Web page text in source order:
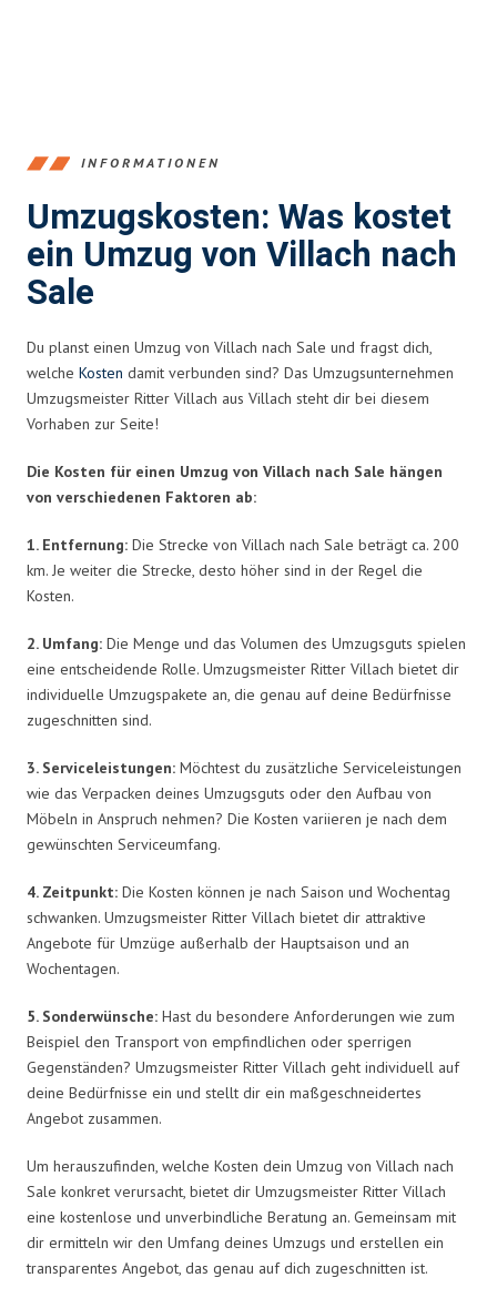
INFORMATIONEN
Umzugskosten: Was kostet
ein Umzug von Villach nach
Sale
Du planst einen Umzug von Villach nach Sale und fragst dich,
welche Kosten damit verbunden sind? Das Umzugsunternehmen
Umzugsmeister Ritter Villach aus Villach steht dir bei diesem
Vorhaben zur Seite!
Die Kosten für einen Umzug von Villach nach Sale hängen
von verschiedenen Faktoren ab:
1. Entfernung: Die Strecke von Villach nach Sale beträgt ca. 200
km. Je weiter die Strecke, desto höher sind in der Regel die
Kosten.
2. Umfang: Die Menge und das Volumen des Umzugsguts spielen
eine entscheidende Rolle. Umzugsmeister Ritter Villach bietet dir
individuelle Umzugspakete an, die genau auf deine Bedürfnisse
zugeschnitten sind.
3. Serviceleistungen: Möchtest du zusätzliche Serviceleistungen
wie das Verpacken deines Umzugsguts oder den Aufbau von
Möbeln in Anspruch nehmen? Die Kosten variieren je nach dem
gewünschten Serviceumfang.
4. Zeitpunkt: Die Kosten können je nach Saison und Wochentag
schwanken. Umzugsmeister Ritter Villach bietet dir attraktive
Angebote für Umzüge außerhalb der Hauptsaison und an
Wochentagen.
5. Sonderwünsche: Hast du besondere Anforderungen wie zum
Beispiel den Transport von empfindlichen oder sperrigen
Gegenständen? Umzugsmeister Ritter Villach geht individuell auf
deine Bedürfnisse ein und stellt dir ein maßgeschneidertes
Angebot zusammen.
Um herauszufinden, welche Kosten dein Umzug von Villach nach
Sale konkret verursacht, bietet dir Umzugsmeister Ritter Villach
eine kostenlose und unverbindliche Beratung an. Gemeinsam mit
dir ermitteln wir den Umfang deines Umzugs und erstellen ein
transparentes Angebot, das genau auf dich zugeschnitten ist.